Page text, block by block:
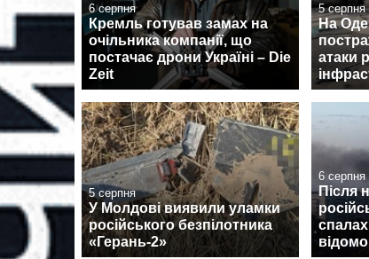
6 серпня
Кремль готував замах на
очільника компанії, що
постачає дрони Україні – Die
Zeit
5 серпня
На
атаки
5 серпня
У Молдові виявили уламки
російського безпілотника
«Герань-2»
6 серпня
Після
відомо